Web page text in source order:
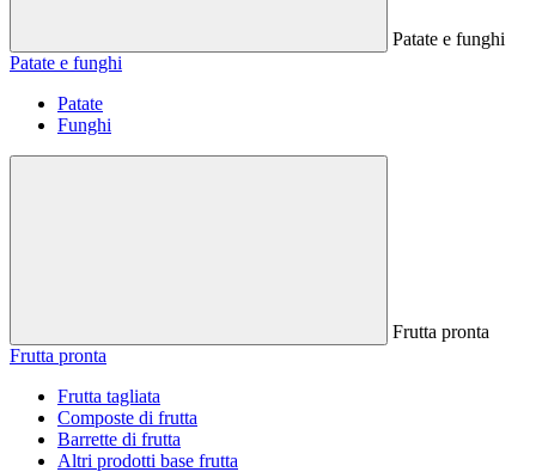
Patate e funghi
Patate e funghi
Patate
Funghi
Frutta pronta
Frutta pronta
Frutta tagliata
Composte di frutta
Barrette di frutta
Altri prodotti base frutta